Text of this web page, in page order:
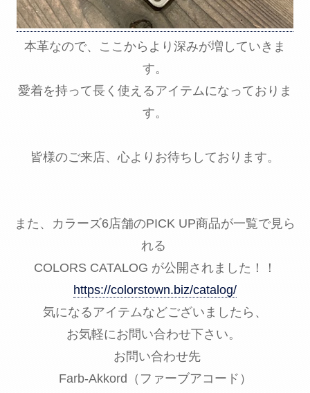
本革なので、ここからより深みが増していきま
す。
愛着を持って長く使えるアイテムになっておりま
す。
皆様のご来店、心よりお待ちしております。
また、カラーズ6店舗のPICK UP商品が一覧で見ら
れる
COLORS CATALOG が公開されました！！
https://colorstown.biz/catalog/
気になるアイテムなどございましたら、
お気軽にお問い合わせ下さい。
お問い合わせ先
Farb-Akkord（ファーブアコード）